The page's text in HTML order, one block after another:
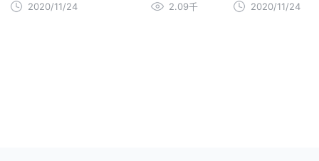
2020/11/24 2.09千 2020/11/24